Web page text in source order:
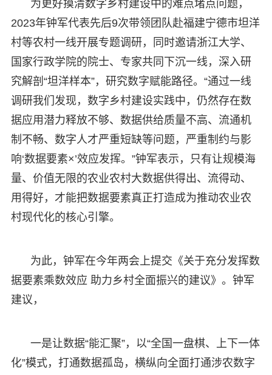
为更好摸清数字乡村建设中的难点堵点问题，
2023年钟军代表先后9次带领团队赴福建宁德市坦洋
村等农村一线开展专题调研，同时邀请浙江大学、
国家行政学院的院士、专家共同下沉一线，深入研
究解剖“坦洋样本”，研究数字赋能路径。“通过一线
调研我们发现，数字乡村建设实践中，仍然存在数
据应用潜力释放不够、数据供给质量不高、流通机
制不畅、数字人才严重短缺等问题，严重制约与影
响‘数据要素×’效应发挥。”钟军表示，只有让规模海
量、价值无限的农业农村大数据供得出、流得动、
用得好，才能把数据要素真正打造成为推动农业农
村现代化的核心引擎。
为此，钟军在今年两会上提交《关于充分发挥数
据要素乘数效应 助力乡村全面振兴的建议》。钟军
建议，
一是让数据“能汇聚”，以“全国一盘棋、上下一体
化”模式，打通数据孤岛，横纵向全面打通涉农数字